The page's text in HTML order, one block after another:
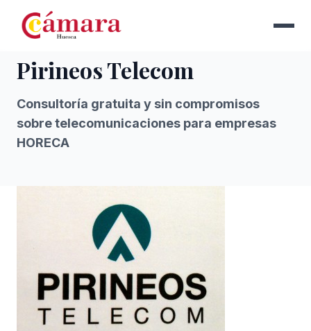
Pirineos Telecom
Consultoría gratuita y sin compromisos
sobre telecomunicaciones para empresas
HORECA